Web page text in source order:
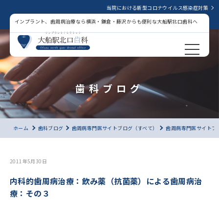
当院における新型コロナウイルス感染症対策
インプラント、歯周病治療なら横浜・鎌倉・藤沢からも便利な大船駅北口歯科へ
歯科ブログ
ホーム 歯科ブログ 歯周病専門医サイトブログ（すべて） 歯周病専門医サイトブ
2011年5月30日
内科的歯周病治療：飲み薬（抗菌薬）による歯周病治
療：その３